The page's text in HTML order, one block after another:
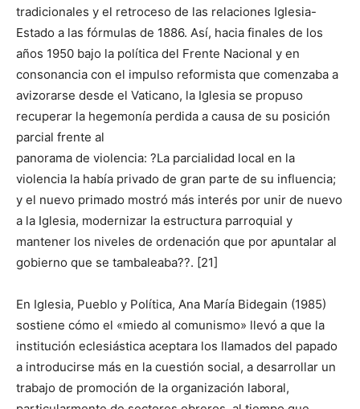
tradicionales y el retroceso de las relaciones Iglesia-
Estado a las fórmulas de 1886. Así, hacia finales de los
años 1950 bajo la política del Frente Nacional y en
consonancia con el impulso reformista que comenzaba a
avizorarse desde el Vaticano, la Iglesia se propuso
recuperar la hegemonía perdida a causa de su posición
parcial frente al
panorama de violencia: ?La parcialidad local en la
violencia la había privado de gran parte de su influencia;
y el nuevo primado mostró más interés por unir de nuevo
a la Iglesia, modernizar la estructura parroquial y
mantener los niveles de ordenación que por apuntalar al
gobierno que se tambaleaba??. [21]
En Iglesia, Pueblo y Política, Ana María Bidegain (1985)
sostiene cómo el «miedo al comunismo» llevó a que la
institución eclesiástica aceptara los llamados del papado
a introducirse más en la cuestión social, a desarrollar un
trabajo de promoción de la organización laboral,